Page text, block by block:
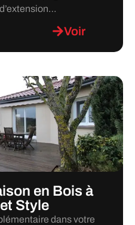
Voir
en Bois à
Style
dans votre